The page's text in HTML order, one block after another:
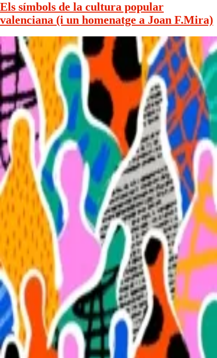
Els símbols de la cultura popular
valenciana (i un homenatge a Joan F.Mira)